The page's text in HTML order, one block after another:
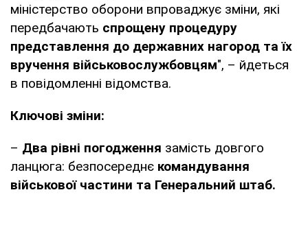
міністерство оборони впроваджує зміни, які
передбачають спрощену процедуру
представлення до державних нагород та їх
вручення військовослужбовцям", – йдеться
в повідомленні відомства.
Ключові зміни:
– Два рівні погодження замість довгого
ланцюга: безпосереднє командування
військової частини та Генеральний штаб.